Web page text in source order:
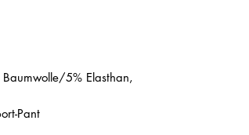
5% Elasthan,
Pant